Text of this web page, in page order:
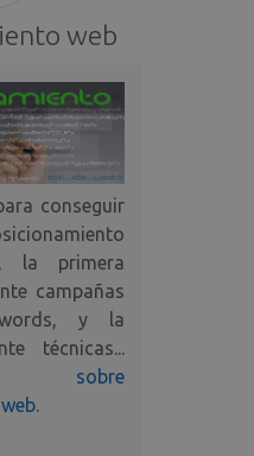
web
conseguir
la primera
campañas
y la
técnicas...
sobre